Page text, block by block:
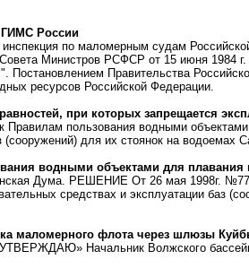
ГИМС России
инспекция по маломерным судам
Министров РСФСР от 15 июня 1984
Правительства
ресурсов Российской Федерации.
при которых запрещается
пользования водными
(сооружений) для их стоянок на водоемах
водными объектами для
Дума. РЕШЕНИЕ От 26 мая 1998г.
средствах и эксплуатации баз
маломерного флота через шлюзы
Начальник Волжского